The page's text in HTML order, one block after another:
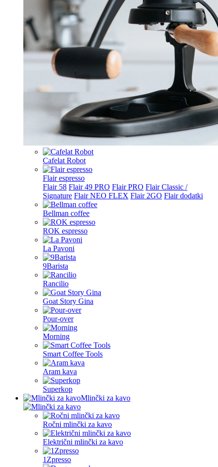
Cafelat Robot
Flair espresso
Flair 58 Flair 49 PRO Flair PRO Flair Classic /
Signature Flair NEO FLEX Flair 2GO Flair dodatki
Bellman coffee
ROK espresso
La Pavoni
9Barista
Rancilio
Goat Story Gina
Pour-over
Morning
Smart Coffee Tools
Aram kava
Superkop
Mlinčki za kavo
Ročni mlinčki za kavo
Električni mlinčki za kavo
1Zpresso